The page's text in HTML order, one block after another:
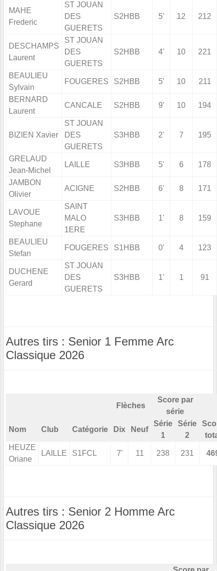
MAHE
Frederic
ST JOUAN
DES
GUERETS
S2HBB 5' 12 212
DESCHAMPS
Laurent
ST JOUAN
DES
GUERETS
S2HBB 4' 10 221
BEAULIEU
Sylvain
FOUGERES S2HBB 5' 10 211
BERNARD
Laurent
CANCALE S2HBB 9' 10 194
BIZIEN Xavier
ST JOUAN
DES
GUERETS
S3HBB 2' 7 195
GRELAUD
Jean-Michel
LAILLE S3HBB 5' 6 178
JAMBON
Olivier
ACIGNE S2HBB 6' 8 171
LAVOUE
Stephane
SAINT
MALO
1ERE
S3HBB 1' 8 159
BEAULIEU
Stefan
FOUGERES S1HBB 0' 4 123
DUCHENE
Gerard
ST JOUAN
DES
GUERETS
S3HBB 1' 1 91
Autres tirs : Senior 1 Femme Arc
Classique 2026
Flèches
Score par
série
Nom Club Catégorie Dix Neuf
Série
1
Série
2
HEUZE
Oriane
LAILLE S1FCL 7' 11 238 231
Autres tirs : Senior 2 Homme Arc
Classique 2026